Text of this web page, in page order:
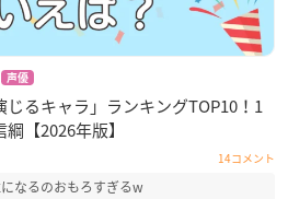
声優
るキャラ」ランキングTOP10！1
【2026年版】
14コメント
なるのおもろすぎるw